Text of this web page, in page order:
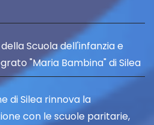
Scuola dell'infanzia e
"Maria Bambina" di Silea
di Silea rinnova la
con le scuole paritarie,